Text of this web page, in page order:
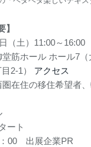
】
（土）11:00～16:00
筋ホール ホール7
2-1） アクセス
在住の移住希望者
ート
00 出展企業PR